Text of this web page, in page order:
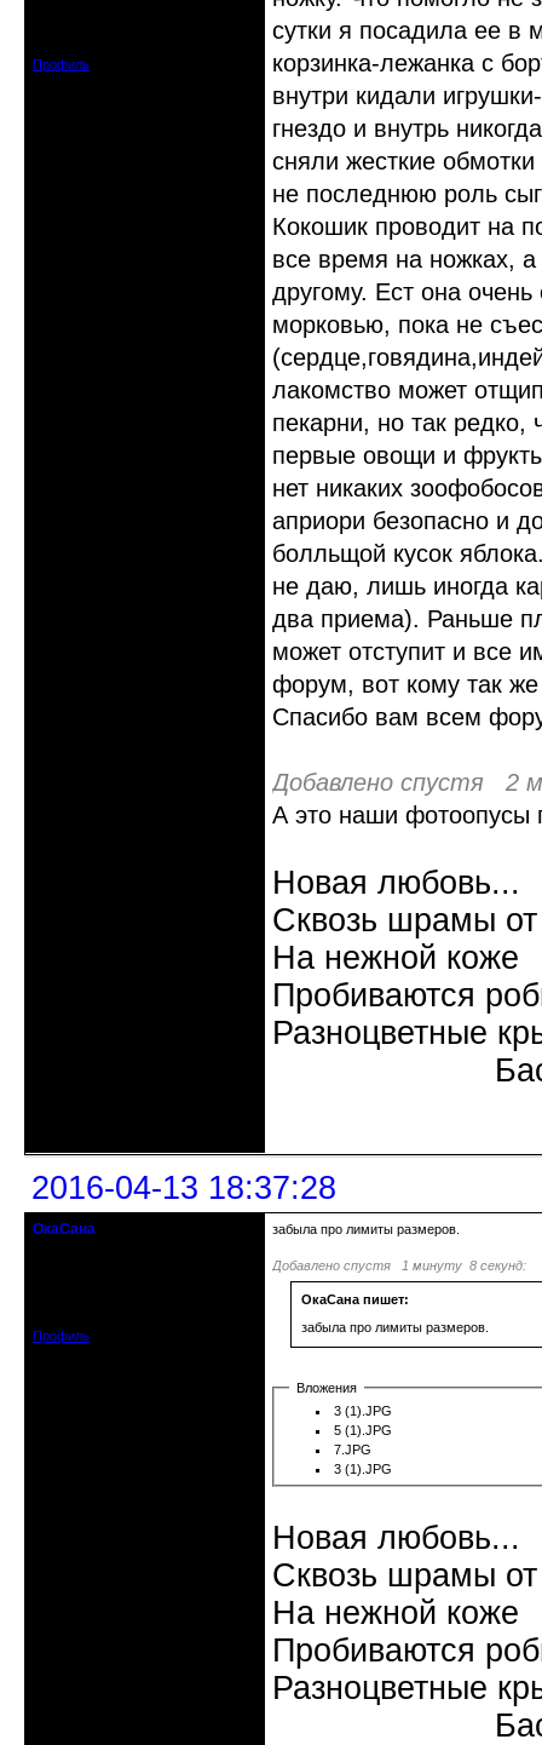
Профиль
сутки я посадила ее в
корзинка-лежанка с
внутри кидали
гнездо и внутрь
сняли жесткие
не последнюю роль
Кокошик проводит на
все время на ножках,
другому. Ест она
морковью, пока не
лакомство может
пекарни, но так редко,
первые овощи и
нет никаких
априори безопасно и
болльщой кусок
не даю, лишь иногда
два приема). Раньше
может отступит и все
форум, вот кому так
Спасибо вам всем
Добавлено спустя 2
А это наши фотоопусы
Новая любовь...
Сквозь шрамы
На нежной коже
Пробиваются
Разноцветные
2016-04-13 18:37:28
ОкаСана
Профиль
забыла про лимиты размеров.
Добавлено спустя 1 минуту 8 секунд:
ОкаСана пишет:
забыла про лимиты размеров.
Вложения
3 (1).JPG
5 (1).JPG
7.JPG
3 (1).JPG
Новая любовь...
Сквозь шрамы
На нежной коже
Пробиваются
Разноцветные